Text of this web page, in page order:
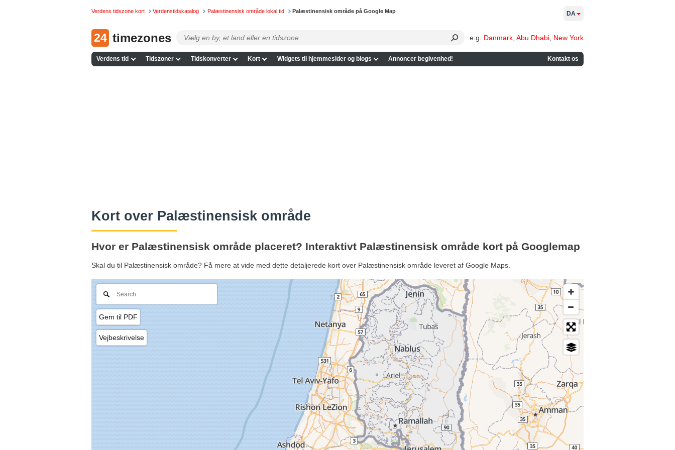
Verdens tidszone kort Verdenstidskatalog Palæstinensisk område lokal tid Palæstinensisk område på Google Map
24 timezones e.g. Danmark Abu Dhabi New York
Verdens tid Tidszoner Tidskonverter Kort Widgets til hjemmesider og blogs Annoncer begivenhed! Kontakt os
DA
Kort over Palæstinensisk område
Hvor er Palæstinensisk område placeret? Interaktivt Palæstinensisk område kort på Googlemap
Skal du til Palæstinensisk område? Få mere at vide med dette detaljerede kort over Palæstinensisk område leveret af Google Maps.
Gem til PDF
Vejbeskrivelse